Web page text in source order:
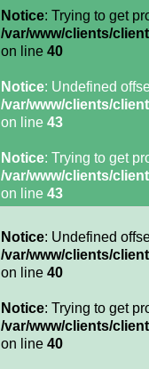
Notice: Trying to get
/var/www/clients/
on line 40
Notice: Undefined
/var/www/clients/
on line 43
Notice: Trying to get
/var/www/clients/
on line 43
Notice: Undefined
/var/www/clients/
on line 40
Notice: Trying to get
/var/www/clients/
on line 40